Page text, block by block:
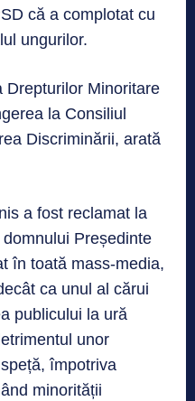
că a complotat cu
ungurilor.
Drepturilor Minoritare
la Consiliul
Discriminării, arată
a fost reclamat la
Președinte
în toată mass-media,
ca unul al cărui
publicului la ură
unor
împotriva
minorității